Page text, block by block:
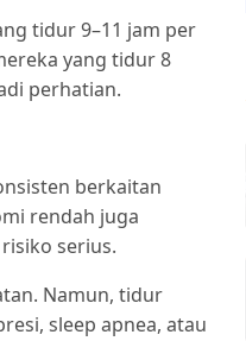
tidur 9–11 jam per
yang tidur 8
perhatian.
berkaitan
rendah juga
serius.
Namun, tidur
sleep apnea, atau